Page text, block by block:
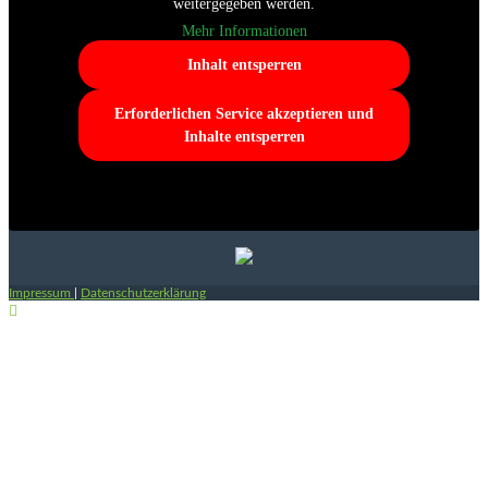
weitergegeben werden.
Mehr Informationen
Inhalt entsperren
Erforderlichen Service akzeptieren und
Inhalte entsperren
Impressum Datenschutzerklärung